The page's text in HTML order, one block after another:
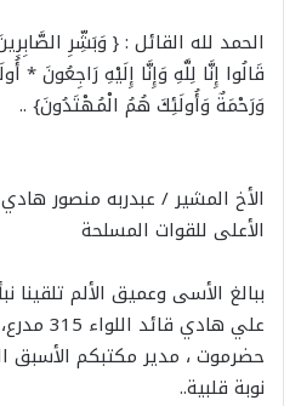
الحمد لله القائل : { وَبَشِّرِ
قَالُوا إِنَّا لِلَّهِ وَإِنَّا إِلَيْهِ رَاجِعُونَ
وَرَحْمَةٌ وَأُولَئِكَ هُمُ الْمُهْتَدُونَ} ..
الأخ المشير / عبدربه منصور
الأعلى للقوات المسلحة
ببالغ الأسى وعميق الألم
علي
حضرموت ، مدير مكتبكم الأسبق
نوبة قلبية..